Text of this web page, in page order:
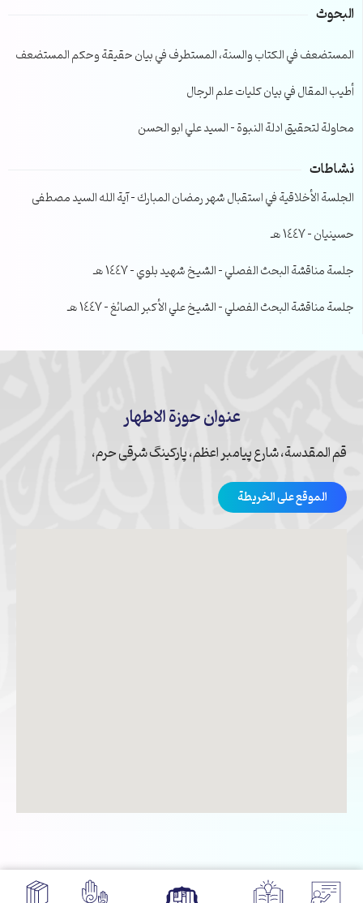
البحوث
المستضعف في الكتاب والسنة، المستطرف في بيان حقيقة وحكم المستضعف
أطيب المقال في بيان كليات علم الرجال
محاولة لتحقيق ادلة النبوة – السيد علي ابو الحسن
نشاطات
الجلسة الأخلاقية في استقبال شهر رمضان المبارك – آية الله السيد مصطفى
حسينيان – 1447 هـ
جلسة مناقشة البحث الفصلي – الشيخ شهيد بلوي – 1447 هـ
جلسة مناقشة البحث الفصلي – الشيخ علي الأكبر الصائغ – 1447 هـ
عنوان حوزة الاطهار
قم المقدسة، شارع پیامبر اعظم، پارکینگ شرقی حرم،
الموقع على الخريطة